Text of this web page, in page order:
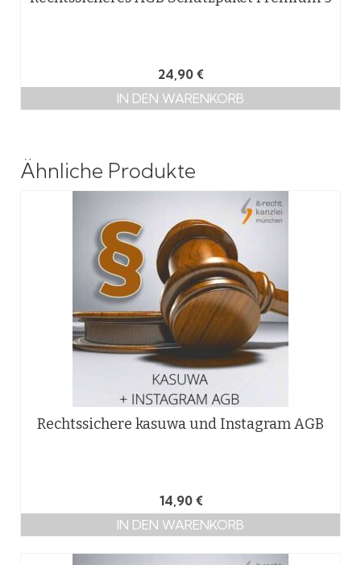
24,90 €
IN DEN WARENKORB
Ähnliche Produkte
Rechtssichere kasuwa und Instagram AGB
14,90 €
IN DEN WARENKORB